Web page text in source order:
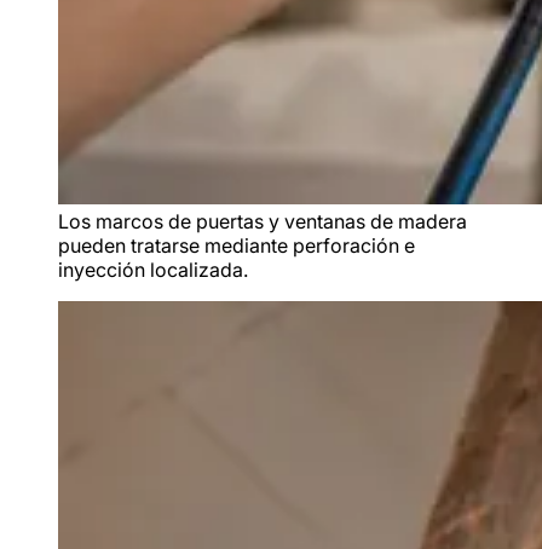
Los marcos de puertas y ventanas de madera
pueden tratarse mediante perforación e
inyección localizada.